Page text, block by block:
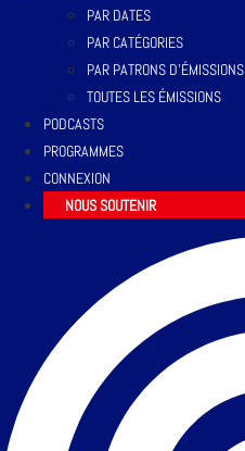
PAR DATES
PAR CATÉGORIES
PAR PATRONS D’ÉMISSIONS
TOUTES LES ÉMISSIONS
PODCASTS
PROGRAMMES
CONNEXION
NOUS SOUTENIR